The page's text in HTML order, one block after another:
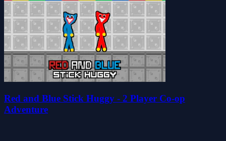
Red and Blue Stick Huggy - 2 Player Co-op
Adventure